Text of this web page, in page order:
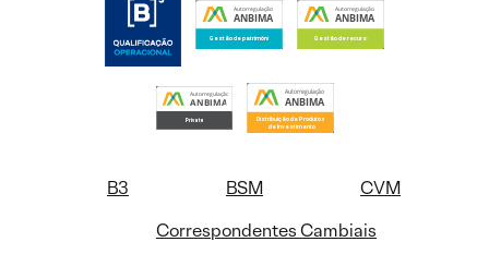
B3 BSM
CVM
Correspondentes Cambiais